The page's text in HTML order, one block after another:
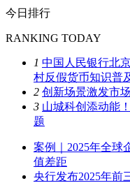
今日排行
RANKING TODAY
1 中国人民银行北
村反假货币知识普
2 创新场景激发市
3 山城科创添动能
题
案例｜2025年全球
值差距
央行发布2025年前